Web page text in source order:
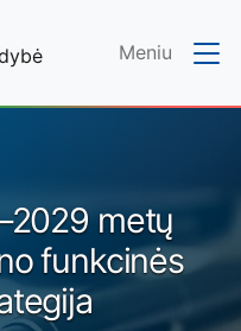
Meniu
metų
funkcinės